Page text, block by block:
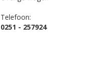
Telefoon:
0251 - 257924